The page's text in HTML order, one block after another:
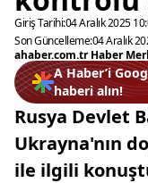
Giriş Tarihi:04 Aralık 2025
Son Güncelleme:04 Aralık
ahaber.com.tr Haber
A Haber’i
haberi alın!
Rusya Devlet
Ukrayna'nın
ile ilgili